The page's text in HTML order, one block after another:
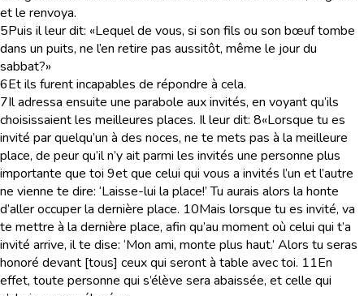
et le renvoya.
5Puis il leur dit: «Lequel de vous, si son fils ou son bœuf tombe
dans un puits, ne l’en retire pas aussitôt, même le jour du
sabbat?»
6Et ils furent incapables de répondre à cela.
7Il adressa ensuite une parabole aux invités, en voyant qu’ils
choisissaient les meilleures places. Il leur dit: 8«Lorsque tu es
invité par quelqu’un à des noces, ne te mets pas à la meilleure
place, de peur qu’il n’y ait parmi les invités une personne plus
importante que toi 9et que celui qui vous a invités l’un et l’autre
ne vienne te dire: ‘Laisse-lui la place!’ Tu aurais alors la honte
d’aller occuper la dernière place. 10Mais lorsque tu es invité, va
te mettre à la dernière place, afin qu’au moment où celui qui t’a
invité arrive, il te dise: ‘Mon ami, monte plus haut.’ Alors tu seras
honoré devant [tous] ceux qui seront à table avec toi. 11En
effet, toute personne qui s’élève sera abaissée, et celle qui